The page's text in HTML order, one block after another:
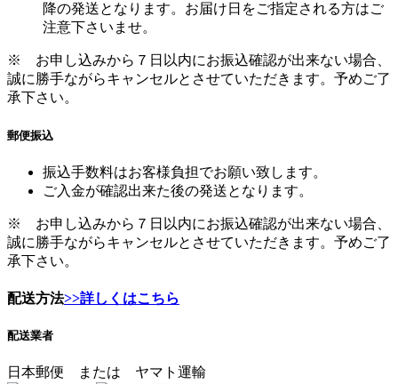
降の発送となります。お届け日をご指定される方はご
注意下さいませ。
※ お申し込みから７日以内にお振込確認が出来ない場合、
誠に勝手ながらキャンセルとさせていただきます。予めご了
承下さい。
郵便振込
振込手数料はお客様負担でお願い致します。
ご入金が確認出来た後の発送となります。
※ お申し込みから７日以内にお振込確認が出来ない場合、
誠に勝手ながらキャンセルとさせていただきます。予めご了
承下さい。
配送方法>>詳しくはこちら
配送業者
日本郵便 または ヤマト運輸